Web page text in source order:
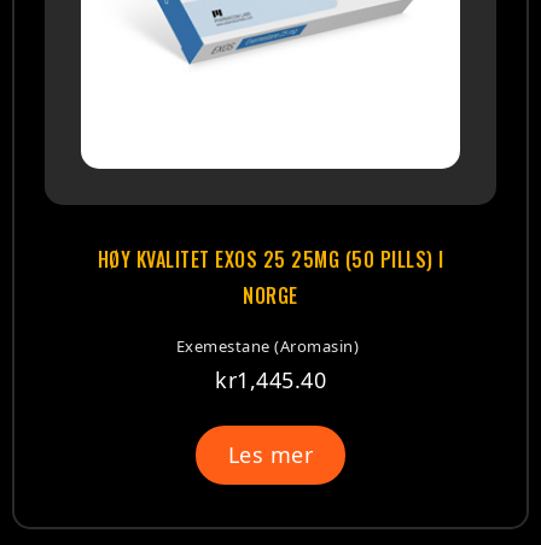
HØY KVALITET EXOS 25 25MG (50 PILLS) I
NORGE
Exemestane (Aromasin)
kr1,445.40
Les mer